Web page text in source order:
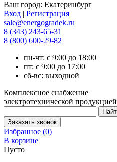
Ваш город: Екатеринбург
Вход | Регистрация
sale@energogradek.ru
8 (343) 243-65-31
8 (800) 600-29-82
пн-чт: с 9:00 до 18:00
пт: с 9:00 до 17:00
сб-вс: выходной
Комплексное снабжение
электротехнической продукцией
Избранное (0)
В корзине
Пусто